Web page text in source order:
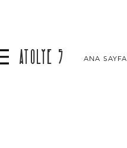
ATOLYE 5 ANA SAYFA